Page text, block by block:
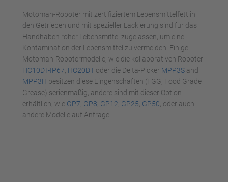
Motoman-Roboter mit zertifiziertem Lebensmittelfett in
den Getrieben und mit spezieller Lackierung sind für das
Handhaben roher Lebensmittel zugelassen, um eine
Kontamination der Lebensmittel zu vermeiden. Einige
Motoman-Robotermodelle, wie die kollaborativen Roboter
HC10DT-IP67 HC20DT oder die Delta-Picker MPP3S and
MPP3H besitzen diese Eingenschaften (FGG, Food Grade
Grease) serienmäßig, andere sind mit dieser Option
erhältlich, wie GP7 GP8 GP12 GP25 GP50 , oder auch
andere Modelle auf Anfrage.